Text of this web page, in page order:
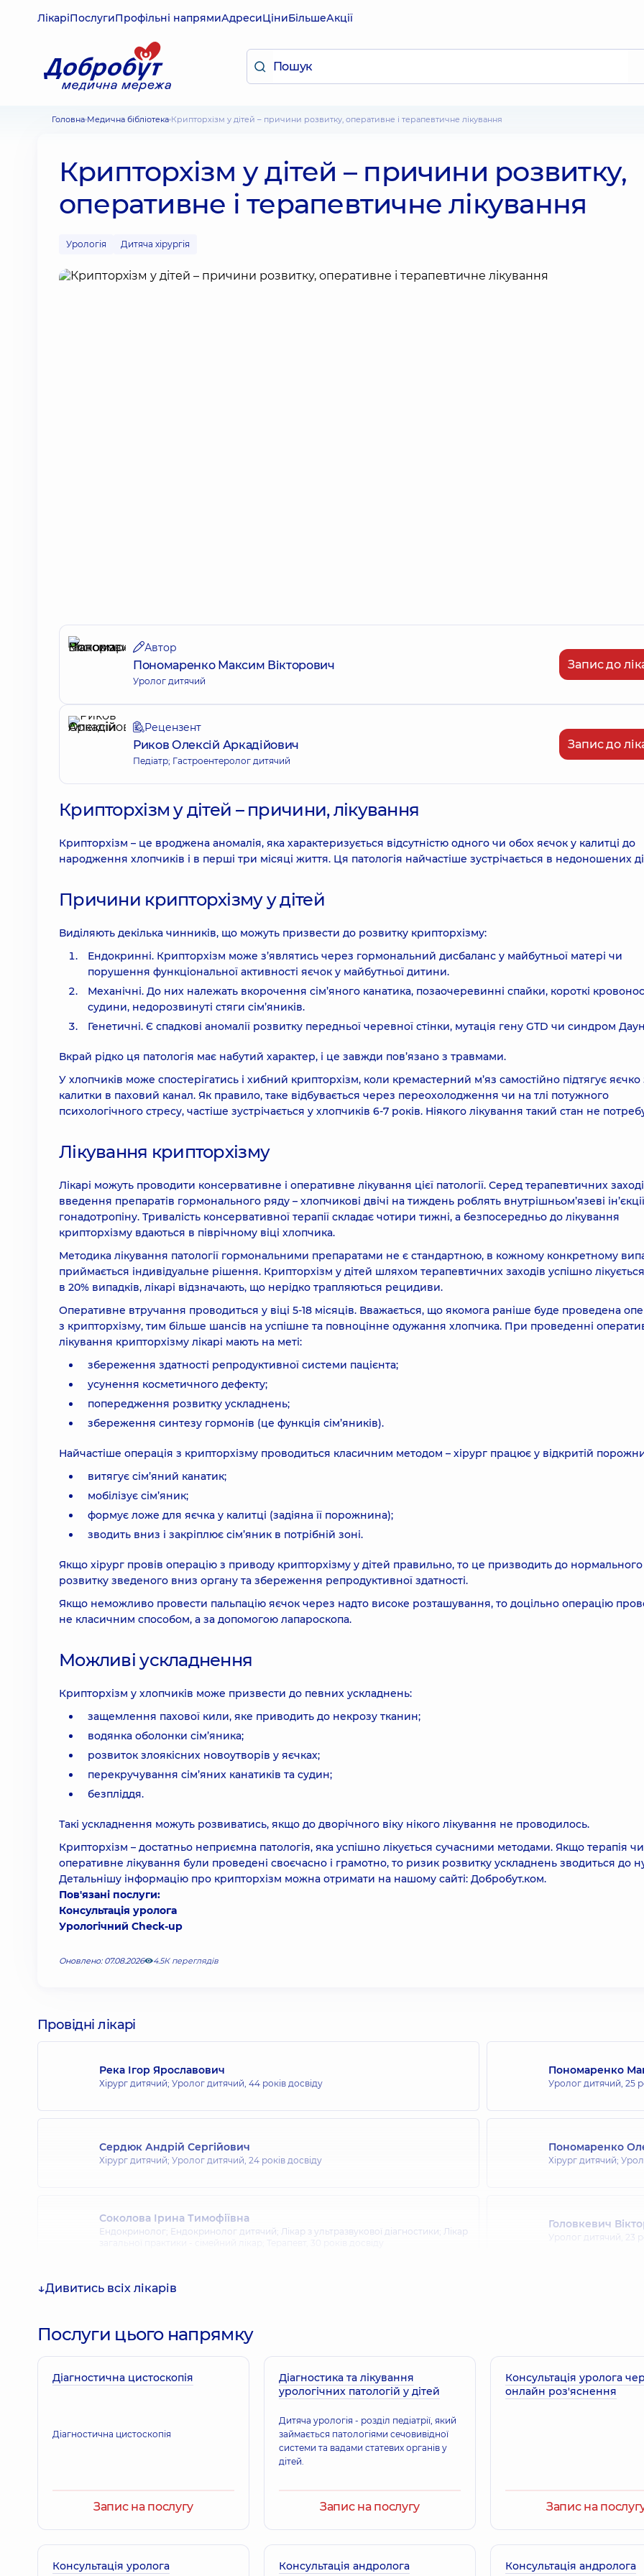
ЛікаріПослугиПрофільні напрямиАдресиЦіниБільшеАкції
Головна Медична бібліотека Крипторхізм у дітей – причини розвитку, оперативне і терапевтичне лікування
Крипторхізм у дітей – причини розвитку,
оперативне і терапевтичне лікування
Урологія Дитяча хірургія
Автор
Пономаренко Максим Вікторович
Уролог дитячий
Запис до
Рецензент
Риков Олексій Аркадійович
Педіатр; Гастроентеролог дитячий
Запис до
Крипторхізм у дітей – причини, лікування
Крипторхізм – це вроджена аномалія, яка характеризується відсутністю одного чи обох яєчок у калитці до
народження хлопчиків і в перші три місяці життя. Ця патологія найчастіше зустрічається в недоношених
Причини крипторхізму у дітей
Виділяють декілька чинників, що можуть призвести до розвитку крипторхізму:
Ендокринні. Крипторхізм може з’являтись через гормональний дисбаланс у майбутньої матері чи
порушення функціональної активності яєчок у майбутньої дитини.
Механічні. До них належать вкорочення сім’яного канатика, позаочеревинні спайки, короткі
судини, недорозвинуті стяги сім’яників.
Генетичні. Є спадкові аномалії розвитку передньої черевної стінки, мутація гену GTD чи синдром
Вкрай рідко ця патологія має набутий характер, і це завжди пов’язано з травмами.
У хлопчиків може спостерігатись і хибний крипторхізм, коли кремастерний м’яз самостійно підтягує яєчко
калитки в паховий канал. Як правило, таке відбувається через переохолодження чи на тлі потужного
психологічного стресу, частіше зустрічається у хлопчиків 6-7 років. Ніякого лікування такий стан не
Лікування крипторхізму
Лікарі можуть проводити консервативне і оперативне лікування цієї патології. Серед терапевтичних
введення препаратів гормонального ряду – хлопчикові двічі на тиждень роблять внутрішньом’язеві ін’єкції
гонадотропіну. Тривалість консервативної терапії складає чотири тижні, а безпосередньо до лікування
крипторхізму вдаються в піврічному віці хлопчика.
Методика лікування патології гормональними препаратами не є стандартною, в кожному конкретному
приймається індивідуальне рішення. Крипторхізм у дітей шляхом терапевтичних заходів успішно
в 20% випадків, лікарі відзначають, що нерідко трапляються рецидиви.
Оперативне втручання проводиться у віці 5-18 місяців. Вважається, що якомога раніше буде проведена
з крипторхізму, тим більше шансів на успішне та повноцінне одужання хлопчика. При проведенні
лікування крипторхізму лікарі мають на меті:
збереження здатності репродуктивної системи пацієнта;
усунення косметичного дефекту;
попередження розвитку ускладнень;
збереження синтезу гормонів (це функція сім’яників).
Найчастіше операція з крипторхізму проводиться класичним методом – хірург працює у відкритій
витягує сім’яний канатик;
мобілізує сім’яник;
формує ложе для яєчка у калитці (задіяна її порожнина);
зводить вниз і закріплює сім’яник в потрібній зоні.
Якщо хірург провів операцію з приводу крипторхізму у дітей правильно, то це призводить до нормального
розвитку зведеного вниз органу та збереження репродуктивної здатності.
Якщо неможливо провести пальпацію яєчок через надто високе розташування, то доцільно операцію
не класичним способом, а за допомогою лапароскопа.
Можливі ускладнення
Крипторхізм у хлопчиків може призвести до певних ускладнень:
защемлення пахової кили, яке приводить до некрозу тканин;
водянка оболонки сім’яника;
розвиток злоякісних новоутворів у яєчках;
перекручування сім’яних канатиків та судин;
безпліддя.
Такі ускладнення можуть розвиватись, якщо до дворічного віку нікого лікування не проводилось.
Крипторхізм – достатньо неприємна патологія, яка успішно лікується сучасними методами. Якщо терапія чи
оперативне лікування були проведені своєчасно і грамотно, то ризик розвитку ускладнень зводиться до
Детальнішу інформацію про крипторхізм можна отримати на нашому сайті: Добробут.ком.
Пов'язані послуги:
Консультація уролога
Урологічний Check-up
Оновлено: 07.08.2026 4.5К переглядів
Провідні лікарі
Река Ігор Ярославович
Хірург дитячий; Уролог дитячий, 44 років досвіду
Пономаренко
Уролог дитячий, 25
Сердюк Андрій Сергійович
Хірург дитячий; Уролог дитячий, 24 років досвіду
Пономаренко
Хірург дитячий;
Соколова Ірина Тимофіївна
Ендокринолог; Ендокринолог дитячий; Лікар з ультразвукової діагностики; Лікар
загальної практики - сімейний лікар; Терапевт,
Головкевич
Уролог дитячий, 23
Стахов Володимир Володимирович
18 років досвіду
Пузько Аліна
Уролог дитячий;
Лікар загальної практики - сімейний лікар; Гастроентеролог; Дієтолог; Терапевт,
Дивитись всіх лікарів
Послуги цього напрямку
Діагностична цистоскопія
Діагностична цистоскопія
Запис на послугу
Діагностика та лікування
урологічних патологій у дітей
Дитяча урологія - розділ педіатрії, який
займається патологіями сечовивідної
системи та вадами статевих органів у
дітей.
Запис на послугу
Консультація уролога
онлайн роз'яснення
Запис на
Консультація уролога Консультація андролога
Консультація андролога